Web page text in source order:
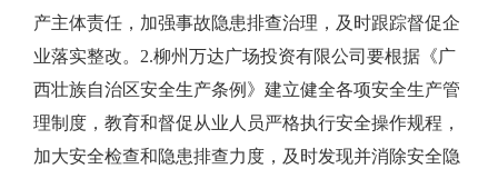
产主体责任，加强事故隐患排查治理，及时跟踪督促企
业落实整改。 2.柳州万达广场投资有限公司要根据《广
西壮族自治区安全生产条例》建立健全各项安全生产管
理制度，教育和督促从业人员严格执行安全操作规程，
加大安全检查和隐患排查力度，及时发现并消除安全隐